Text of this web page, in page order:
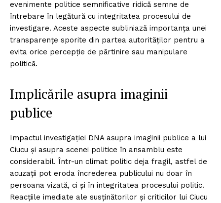
evenimente politice semnificative ridică semne de
întrebare în legătură cu integritatea procesului de
investigare. Aceste aspecte subliniază importanța unei
transparențe sporite din partea autorităților pentru a
evita orice percepție de părtinire sau manipulare
politică.
Implicările asupra imaginii
publice
Impactul investigației DNA asupra imaginii publice a lui
Ciucu și asupra scenei politice în ansamblu este
considerabil. Într-un climat politic deja fragil, astfel de
acuzații pot eroda încrederea publicului nu doar în
persoana vizată, ci și în integritatea procesului politic.
Reacțiile imediate ale susținătorilor și criticilor lui Ciucu